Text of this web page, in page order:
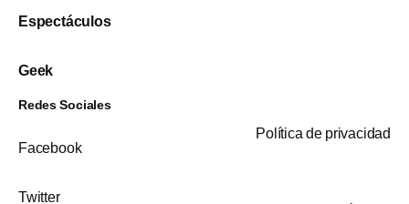
Espectáculos
Geek
Redes Sociales
Facebook
Twitter
Política de privacidad